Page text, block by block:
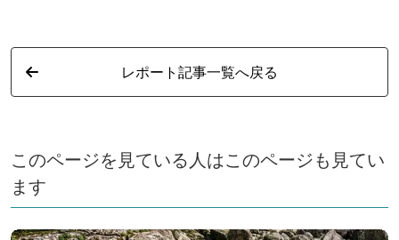
レポート記事一覧へ戻る
このページを見ている人はこのページも見てい
ます